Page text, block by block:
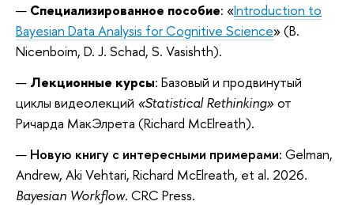
Специализированное пособие: «Introduction to
Bayesian Data Analysis for Cognitive Science» (B.
Nicenboim, D. J. Schad, S. Vasishth).
Лекционные курсы: Базовый и продвинутый
циклы видеолекций «Statistical Rethinking» от
Ричарда МакЭлрета (Richard McElreath).
Новую книгу с интересными примерами: Gelman,
Andrew, Aki Vehtari, Richard McElreath, et al. 2026.
Bayesian Workflow. CRC Press.